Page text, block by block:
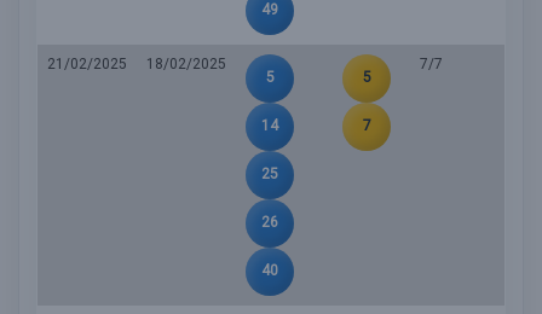
49
21/02/2025
18/02/2025
5
14
25
26
40
5
7
7/7